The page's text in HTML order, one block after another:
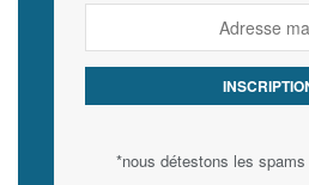
*nous détestons les